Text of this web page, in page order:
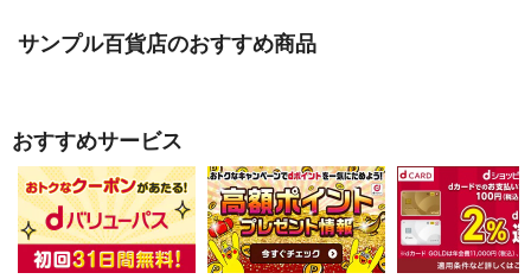
サンプル百貨店のおすすめ商品
おすすめサービス